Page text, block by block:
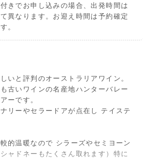
きでお申し込みの場合、出発時間は
異なります。お迎え時間は予約確定
。
いと評判のオーストラリアワイン。
古いワインの名産地ハンターバレー
ーです。
リーやセラードアが点在し テイステ
的温暖なので シラーズやセミヨーン
ャドネーもたくさん取れます）特に